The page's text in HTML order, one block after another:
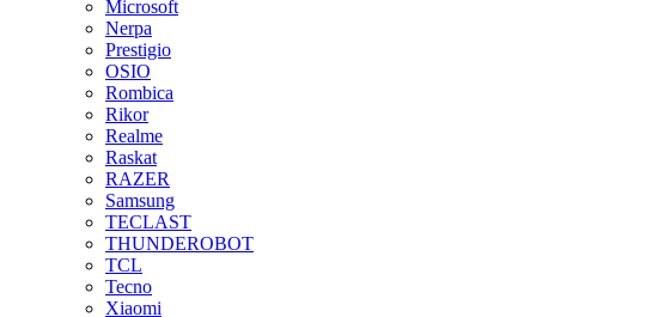
Microsoft
Nerpa
Prestigio
OSIO
Rombica
Rikor
Realme
Raskat
RAZER
Samsung
TECLAST
THUNDEROBOT
TCL
Tecno
Xiaomi